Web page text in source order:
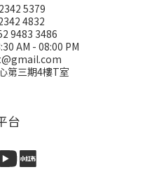
5379
4832
9483 3486
AM - 08:00 PM
第三期4樓T室
台